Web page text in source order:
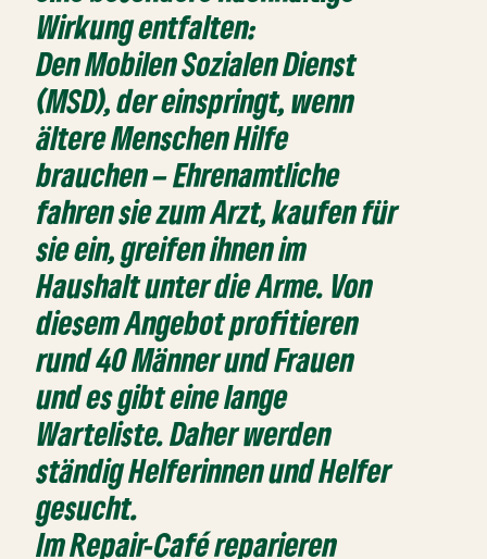
Wirkung entfalten:
Den Mobilen Sozialen Dienst
(MSD), der einspringt, wenn
ältere Menschen Hilfe
brauchen – Ehrenamtliche
fahren sie zum Arzt, kaufen für
sie ein, greifen ihnen im
Haushalt unter die Arme. Von
diesem Angebot profitieren
rund 40 Männer und Frauen
und es gibt eine lange
Warteliste. Daher werden
ständig Helferinnen und Helfer
gesucht.
Im Repair-Café reparieren